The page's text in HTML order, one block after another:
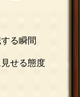
る瞬間
せる態度